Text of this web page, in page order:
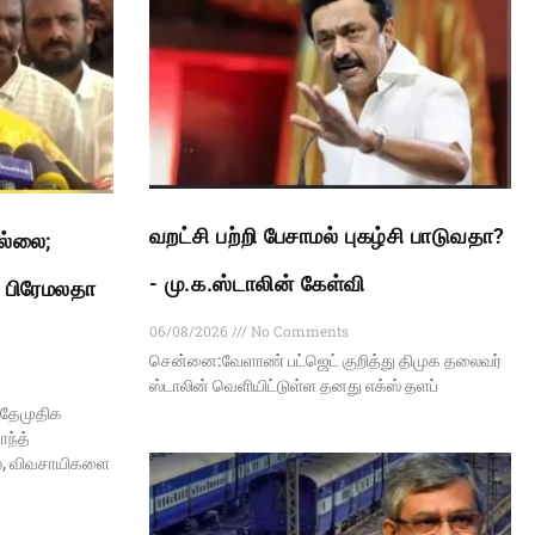
விவசாயிகளை
வறட்சி பற்றி பேசாமல் புகழ்சி பாடுவதா?
- மு.க.ஸ்டாலின் கேள்வி
06/08/2026
No Comments
சென்னை:வேளாண் பட்ஜெட் குறித்து திமுக தலைவர்
ஸ்டாலின் வெளியிட்டுள்ள தனது எக்ஸ் தளப்